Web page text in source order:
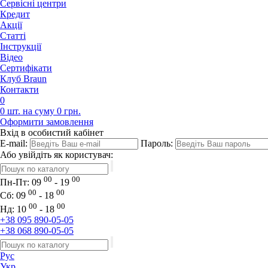
Сервісні центри
Кредит
Акції
Статті
Iнструкції
Відео
Сертифікати
Клуб Braun
Контакти
0
0 шт. на суму 0 грн.
Оформити замовлення
Вхід в особистий кабінет
E-mail:
Пароль:
Або увійдіть як користувач:
Пн-Пт: 09 00 - 19 00
Сб: 09 00 - 18 00
Нд: 10 00 - 18 00
+38 095 890-05-05
+38 068 890-05-05
Рус